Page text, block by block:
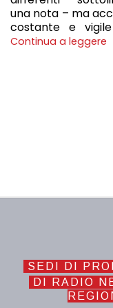
una nota – ma
costante e
Continua a leggere
SEDI DI
DI RADIO